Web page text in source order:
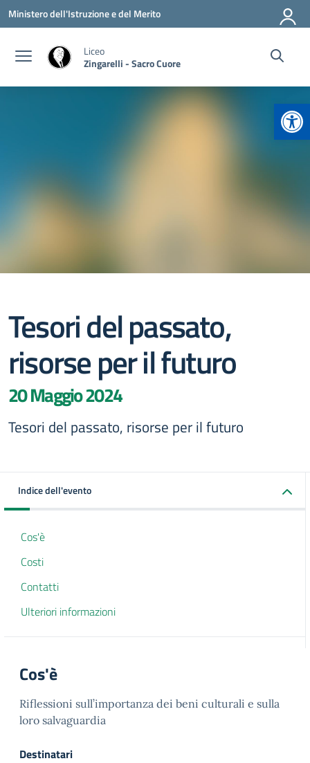
Vai ai contenuti
Vai al menu di navigazione
Vai al footer
Ministero dell'Istruzione e del Merito
Liceo
Zingarelli - Sacro Cuore
Tesori del passato,
risorse per il futuro
20 Maggio 2024
Tesori del passato, risorse per il futuro
Indice dell'evento
Cos'è
Costi
Contatti
Ulteriori informazioni
Cos'è
Riflessioni sull’importanza dei beni culturali e sulla
loro salvaguardia
Destinatari